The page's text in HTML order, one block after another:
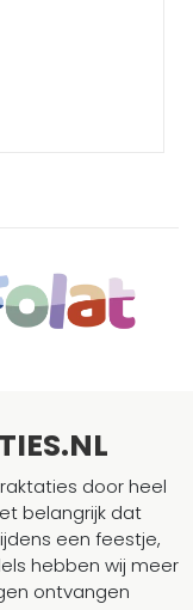
door heel
belangrijk dat
een feestje,
hebben wij meer
ontvangen